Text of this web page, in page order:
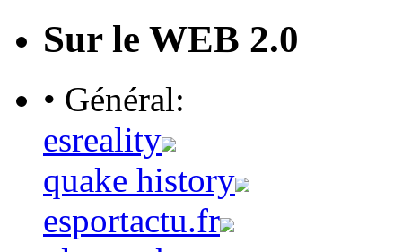
Sur le WEB 2.0
• Général:
esreality
quake history
esportactu.fr